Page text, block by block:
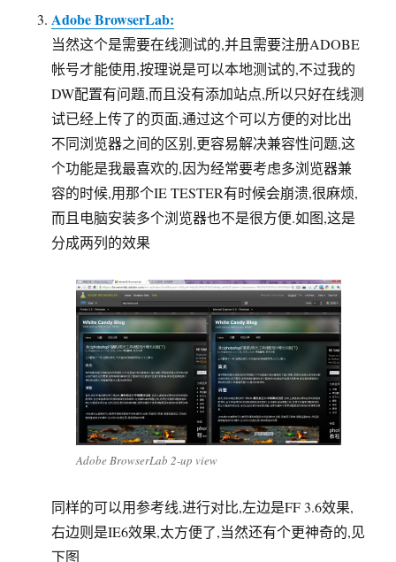
Adobe BrowserLab:
当然这个是需要在线测试的,并且需要注册ADOBE
帐号才能使用,按理说是可以本地测试的,不过我的
DW配置有问题,而且没有添加站点,所以只好在线测
试已经上传了的页面,通过这个可以方便的对比出
不同浏览器之间的区别,更容易解决兼容性问题,这
个功能是我最喜欢的,因为经常要考虑多浏览器兼
容的时候,用那个IE TESTER有时候会崩溃,很麻烦,
而且电脑安装多个浏览器也不是很方便.如图,这是
分成两列的效果
Adobe BrowserLab 2-up view
同样的可以用参考线,进行对比,左边是FF 3.6效果,
右边则是IE6效果,太方便了,当然还有个更神奇的,见
下图